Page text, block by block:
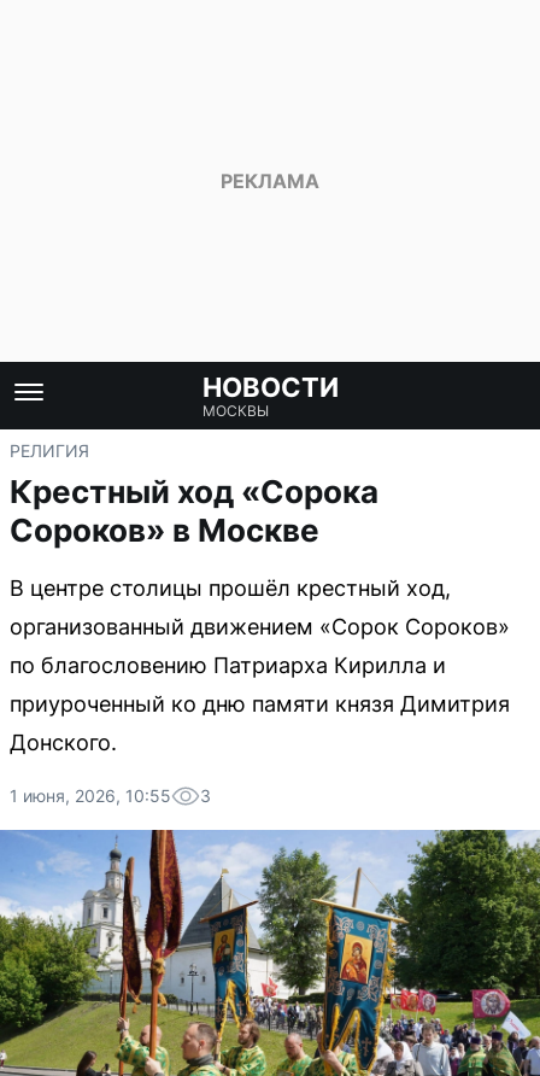
НОВОСТИ
МОСКВЫ
РЕЛИГИЯ
Крестный ход «Сорока
Сороков» в Москве
В центре столицы прошёл крестный ход,
организованный движением «Сорок Сороков»
по благословению Патриарха Кирилла и
приуроченный ко дню памяти князя Димитрия
Донского.
1 июня, 2026, 10:55 3